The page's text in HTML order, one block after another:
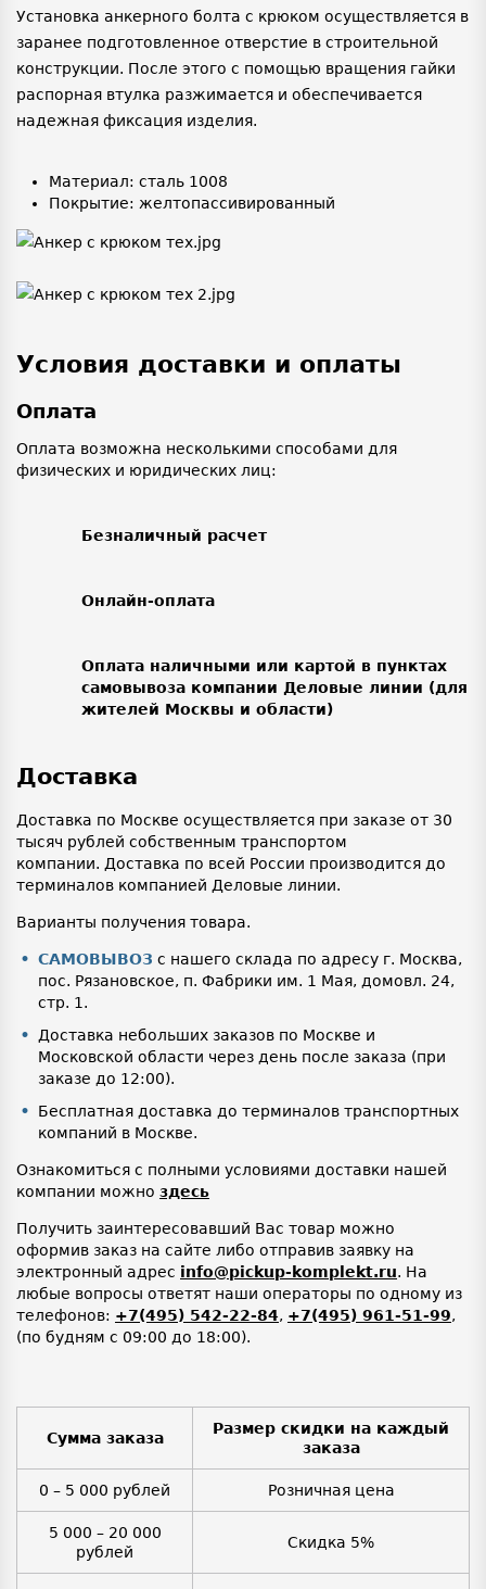
Установка анкерного болта с крюком осуществляется в
заранее подготовленное отверстие в строительной
конструкции. После этого с помощью вращения гайки
распорная втулка разжимается и обеспечивается
надежная фиксация изделия.
Материал: сталь 1008
Покрытие: желтопассивированный
Условия доставки и оплаты
Оплата
Оплата возможна несколькими способами для
физических и юридических лиц:
Безналичный расчет
Онлайн-оплата
Оплата наличными или картой в пунктах
самовывоза компании Деловые линии (для
жителей Москвы и области)
Доставка
Доставка по Москве осуществляется при заказе от 30
тысяч рублей собственным транспортом
компании. Доставка по всей России производится до
терминалов компанией Деловые линии.
Варианты получения товара.
САМОВЫВОЗ с нашего склада по адресу г. Москва,
пос. Рязановское, п. Фабрики им. 1 Мая, домовл. 24,
стр. 1.
Доставка небольших заказов по Москве и
Московской области через день после заказа (при
заказе до 12:00).
Бесплатная доставка до терминалов транспортных
компаний в Москве.
Ознакомиться с полными условиями доставки нашей
компании можно здесь
Получить заинтересовавший Вас товар можно
оформив заказ на сайте либо отправив заявку на
электронный адрес info@pickup-komplekt.ru. На
любые вопросы ответят наши операторы по одному из
телефонов: +7(495) 542-22-84, +7(495) 961-51-99,
(по будням с 09:00 до 18:00).
Сумма заказа
Размер скидки на каждый
заказа
0 – 5 000 рублей Розничная цена
5 000 – 20 000
рублей
Скидка 5%